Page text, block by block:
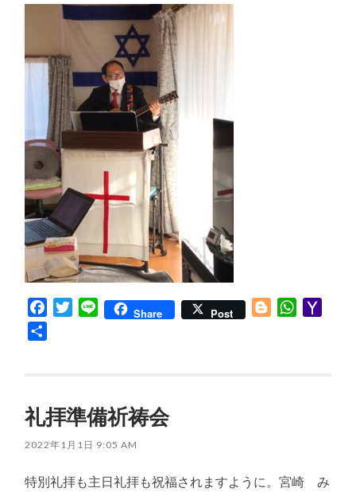
FacebookTwitter
Line Share Post BloggerWhatsApp
礼拝準備祈祷会
2022年1月1日 9:05 AM
特別礼拝も主日礼拝も祝福されますように。宮崎 み